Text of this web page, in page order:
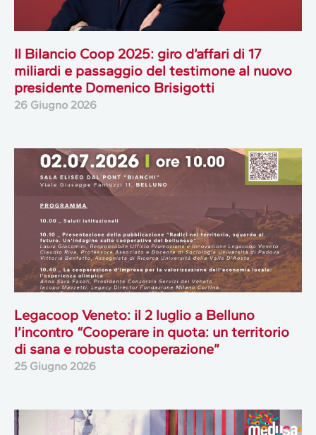
Il Bilancio Coop 2025: giro d’affari di 17
miliardi e passaggio del testimone al nuovo
presidente Domenico Brisigotti
26 Giugno 2026
Legacoop Veneto: il 2 luglio a Belluno
l’incontro “Cooperare in quota: un territorio
di sana e robusta cooperazione”
25 Giugno 2026